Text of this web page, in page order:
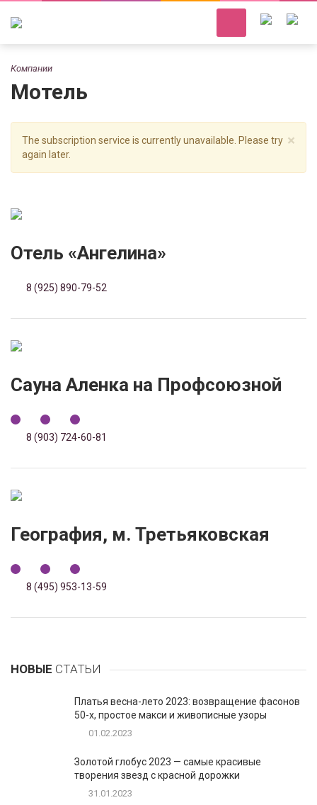
Компании
Мотель
×
The subscription service is currently unavailable. Please try
again later.
Отель «Ангелина»
8 (925) 890-79-52
Сауна Аленка на Профсоюзной
8 (903) 724-60-81
География, м. Третьяковская
8 (495) 953-13-59
НОВЫЕ СТАТЬИ
Платья весна-лето 2023: возвращение фасонов
50-х, простое макси и живописные узоры
01.02.2023
Золотой глобус 2023 — самые красивые
творения звезд с красной дорожки
31.01.2023